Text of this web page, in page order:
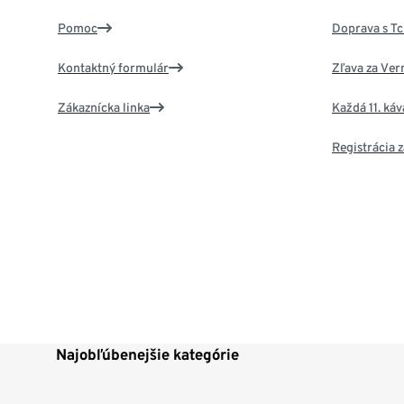
Pomoc
Kontaktný formulár
Zákaznícka linka
Doprava s
Zľava za
Každá 11.
Registrácia
Najobľúbenejšie kategórie